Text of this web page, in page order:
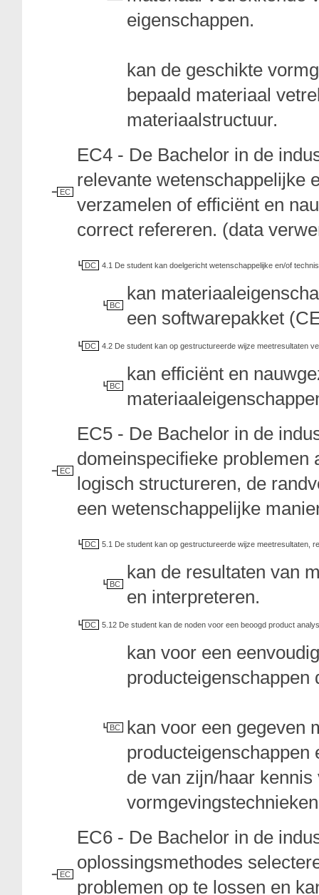
eigenschappen.
kan de geschikte
bepaald materiaal
materiaalstructuur.
EC
EC4 - De Bachelor in de
relevante wetenschappelijke
verzamelen of efficiënt en
correct refereren. (data
DC 4.1 De student kan doelgericht wetenschappelijke en/of
BC
kan
een softwarepakket
DC 4.2 De student kan op gestructureerde wijze meetresultaten
BC
kan efficiënt en
EC
EC5 - De Bachelor in de
domeinspecifieke problemen
logisch structureren, de
een wetenschappelijke
DC 5.1 De student kan op gestructureerde wijze meetresultaten,
BC
kan de resultaten van
en interpreteren.
DC 5.12 De student kan de noden voor een beoogd product
BC
kan voor een
producteigenschappen
kan voor een gegeven
de van zijn/haar
EC
EC6 - De Bachelor in de
oplossingsmethodes
problemen op te lossen en